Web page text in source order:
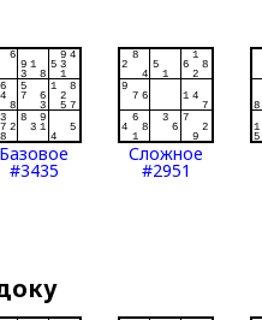
Базовое
#3435
Сложное
#2951